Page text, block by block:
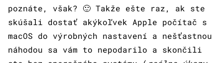
poznáte, však? 🙂 Takže ešte raz, ak ste
skúšali dostať akýkoľvek Apple počítač s
macOS do výrobných nastavení a nešťastnou
náhodou sa vám to nepodarilo a skončili